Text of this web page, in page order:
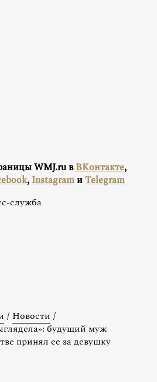
WMJ.ru вВКонтакте,
,InstagramиTelegram
служба
/ Новости /
будущий муж
принял ее за девушку